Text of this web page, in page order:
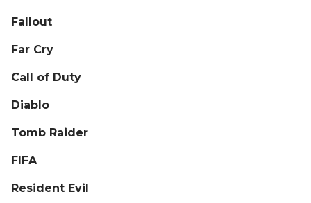
Fallout
Far Cry
Call of Duty
Diablo
Tomb Raider
FIFA
Resident Evil